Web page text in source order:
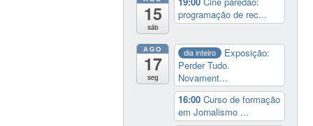
15
sáb
programação de rec...
AGO
17
seg
dia inteiro
Exposição:
Perder Tudo.
Novament...
16:00Curso de formação
em Jornalismo ...